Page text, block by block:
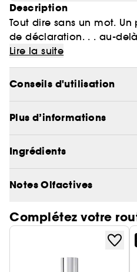
Description
Tout dire sans un mot.
de déclaration. . . au-
contrastes, la note
l'Himalaya épouse
de Datura.
jaunes. . . dans Poême,
et chaque fleur un
ne peut se dire.
Lancôme la marque
Lire la suite
Conseils d'utilisation
Plus d’informations
Ingrédients
Notes Olfactives
Complétez votre